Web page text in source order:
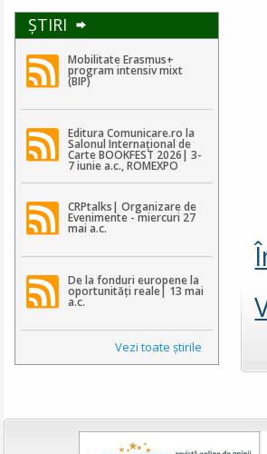
ŞTIRI
Mobilitate Erasmus+
program intensiv mixt
(BIP)
Editura Comunicare.ro la
Salonul Internațional de
Carte BOOKFEST 2026| 3-
7 iunie a.c., ROMEXPO
CRPtalks| Organizare de
Evenimente - miercuri 27
mai a.c.
De la fonduri europene la
oportunități reale| 13 mai
a.c.
Vezi toate ştirile